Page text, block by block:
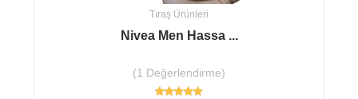
Tıraş Ürünleri
Nivea Men Hassa ...
(1 Değerlendirme)